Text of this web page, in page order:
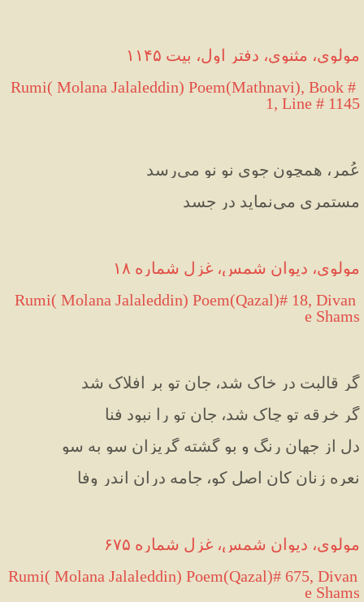
مولوی، مثنوی، دفتر اول، بیت ۱۱۴۵
Rumi( Molana Jalaleddin) Poem(Mathnavi), Book #
1, Line # 1145
عُمر، همچون جوی نو نو می‌رسد
مستمری می‌نماید در جسد
مولوی، دیوان شمس، غزل شماره ۱۸
Rumi( Molana Jalaleddin) Poem(Qazal)# 18, Divan
e Shams
گر قالبت در خاک شد، جانِ تو بر افلاک شد
گر خرقه تو چاک شد، جانِ تو را نبود فنا
دل از جهانِ رنگ و بو گشته گریزان سو به سو
نعره زنان کان اصل کو، جامه دران اندر وفا
مولوی، دیوان شمس، غزل شماره ۶۷۵
Rumi( Molana Jalaleddin) Poem(Qazal)# 675, Divan
e Shams